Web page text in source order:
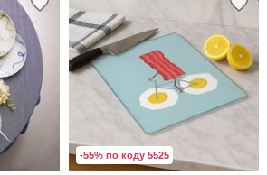
-55% по коду 5525